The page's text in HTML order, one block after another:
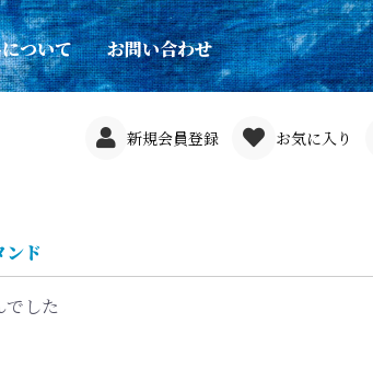
ついて お問い合わせ
新規会員登録 お気に入り
ンド
でした